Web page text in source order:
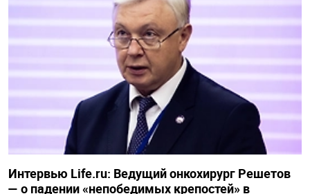
Интервью Life.ru: Ведущий онкохирург Решетов
— о падении «непобедимых крепостей» в